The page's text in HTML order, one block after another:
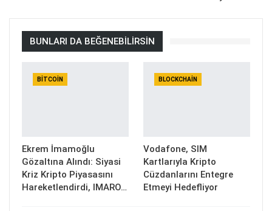
BUNLARI DA BEĞENEBILIRSIN
BITCOIN
Ekrem İmamoğlu
Gözaltına Alındı: Siyasi
Kriz Kripto Piyasasını
Hareketlendirdi, IMARO…
BLOCKCHAIN
Vodafone, SIM
Kartlarıyla Kripto
Cüzdanlarını Entegre
Etmeyi Hedefliyor